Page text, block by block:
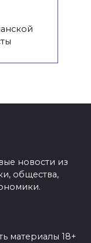
новости из
общества,
материалы 18+